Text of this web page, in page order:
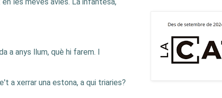
a anys llum, què hi farem. I
a xerrar una estona, a qui triaries?